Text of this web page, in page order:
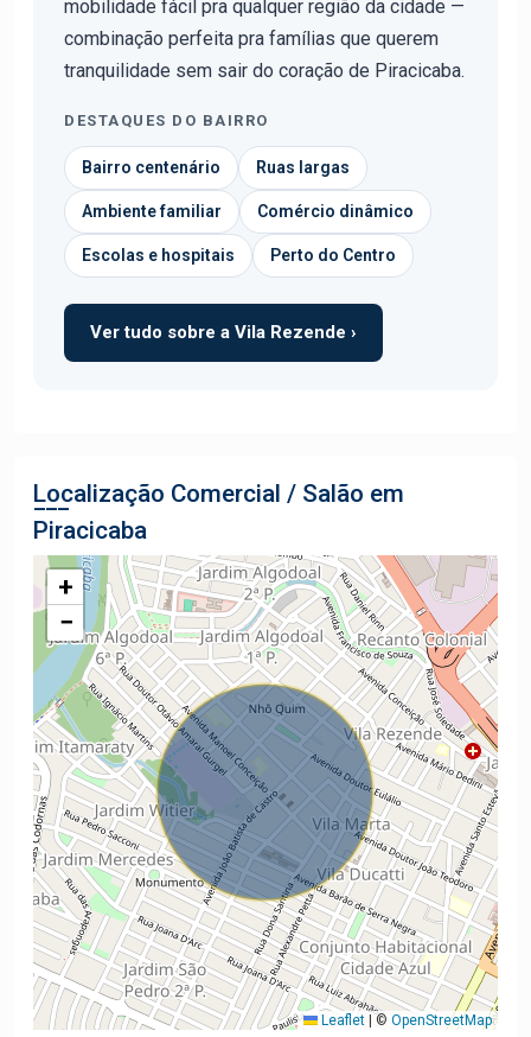
mobilidade fácil pra qualquer região da cidade —
combinação perfeita pra famílias que querem
tranquilidade sem sair do coração de Piracicaba.
DESTAQUES DO BAIRRO
Bairro centenário Ruas largas
Ambiente familiar Comércio dinâmico
Escolas e hospitais Perto do Centro
Ver tudo sobre a Vila Rezende ›
Localização Comercial / Salão em
Piracicaba
+
−
Leaflet © OpenStreetMap